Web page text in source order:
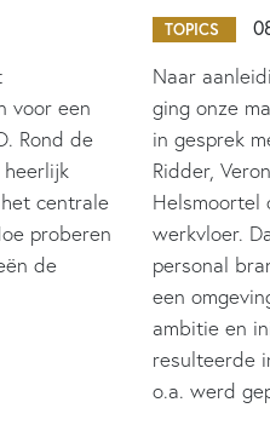
voor een
Rond de
centrale
proberen
de
TOPICS
Naar
ging onze
in gesprek
Ridder,
Helsmoortel
werkvloer.
personal
een
ambitie en
resulteerde
o.a. werd